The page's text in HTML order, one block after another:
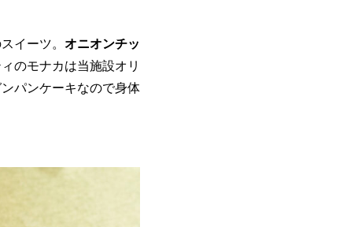
イーツ。 オニオンチッ
のモナカは当施設オリ
パンケーキなので身体